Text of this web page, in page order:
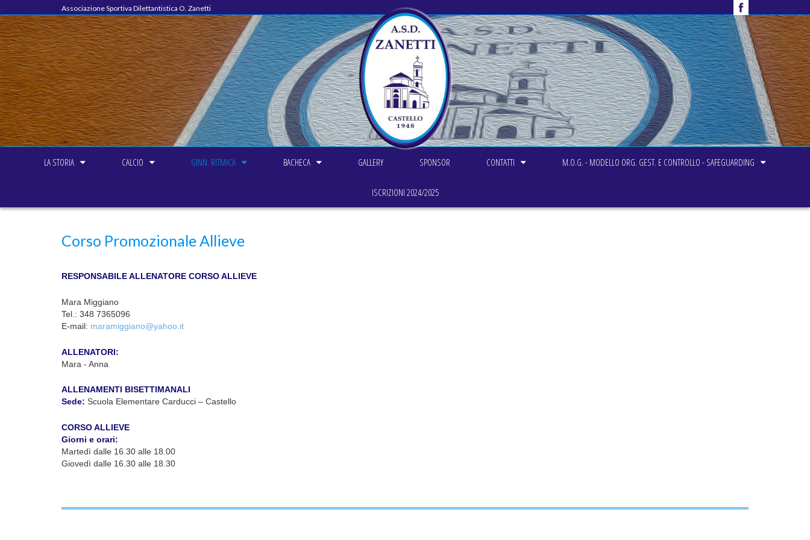
Associazione Sportiva Dilettantistica O. Zanetti
LA STORIA CALCIO GINN. RITMICA BACHECA GALLERY SPONSOR CONTATTI M.O.G. - MODELLO ORG. GEST. E CONTROLLO - SAFEGUARDING
ISCRIZIONI 2024/2025
Corso Promozionale Allieve
RESPONSABILE ALLENATORE CORSO ALLIEVE
Mara Miggiano
Tel.: 348 7365096
E-mail: maramiggiano@yahoo.it
ALLENATORI:
Mara - Anna
ALLENAMENTI BISETTIMANALI
Sede: Scuola Elementare Carducci – Castello
CORSO ALLIEVE
Giorni e orari:
Martedì dalle 16.30 alle 18.00
Giovedì dalle 16.30 alle 18.30